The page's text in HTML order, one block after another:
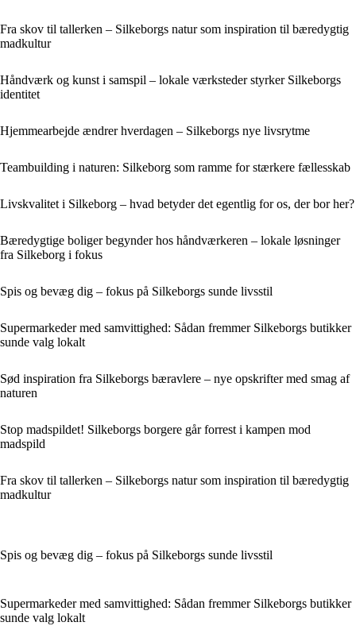
Fra skov til tallerken – Silkeborgs natur som inspiration til bæredygtig
madkultur
Håndværk og kunst i samspil – lokale værksteder styrker Silkeborgs
identitet
Hjemmearbejde ændrer hverdagen – Silkeborgs nye livsrytme
Teambuilding i naturen: Silkeborg som ramme for stærkere fællesskab
Livskvalitet i Silkeborg – hvad betyder det egentlig for os, der bor her?
Bæredygtige boliger begynder hos håndværkeren – lokale løsninger
fra Silkeborg i fokus
Spis og bevæg dig – fokus på Silkeborgs sunde livsstil
Supermarkeder med samvittighed: Sådan fremmer Silkeborgs butikker
sunde valg lokalt
Sød inspiration fra Silkeborgs bæravlere – nye opskrifter med smag af
naturen
Stop madspildet! Silkeborgs borgere går forrest i kampen mod
madspild
Fra skov til tallerken – Silkeborgs natur som inspiration til bæredygtig
madkultur
Spis og bevæg dig – fokus på Silkeborgs sunde livsstil
Supermarkeder med samvittighed: Sådan fremmer Silkeborgs butikker
sunde valg lokalt